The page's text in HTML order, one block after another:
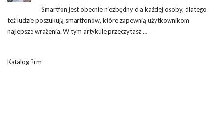
Smartfon jest obecnie niezbędny dla każdej osoby, dlatego
też ludzie poszukują smartfonów, które zapewnią użytkownikom
najlepsze wrażenia. W tym artykule przeczytasz …
Katalog firm